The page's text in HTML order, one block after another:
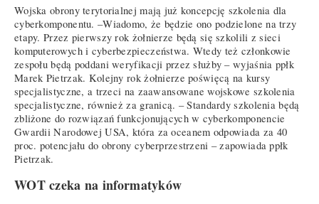
Wojska obrony terytorialnej mają już koncepcję szkolenia dla
cyberkomponentu. –Wiadomo, że będzie ono podzielone na trzy
etapy. Przez pierwszy rok żołnierze będą się szkolili z sieci
komputerowych i cyberbezpieczeństwa. Wtedy też członkowie
zespołu będą poddani weryfikacji przez służby – wyjaśnia ppłk
Marek Pietrzak. Kolejny rok żołnierze poświęcą na kursy
specjalistyczne, a trzeci na zaawansowane wojskowe szkolenia
specjalistyczne, również za granicą. – Standardy szkolenia będą
zbliżone do rozwiązań funkcjonujących w cyberkomponencie
Gwardii Narodowej USA, która za oceanem odpowiada za 40
proc. potencjału do obrony cyberprzestrzeni – zapowiada ppłk
Pietrzak.
WOT czeka na informatyków